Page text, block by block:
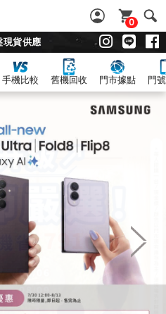
0
貨供應
手機比較 舊機回收 門市據點 門